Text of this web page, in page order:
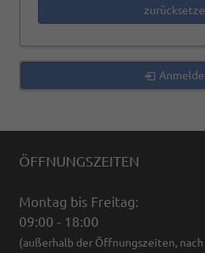
ÖFFNUNGSZEITEN
Montag bis Freitag:
09:00 - 18:00
(außerhalb der Öffnungszeiten,